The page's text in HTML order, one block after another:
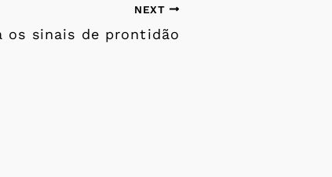
NEXT
os sinais de prontidão